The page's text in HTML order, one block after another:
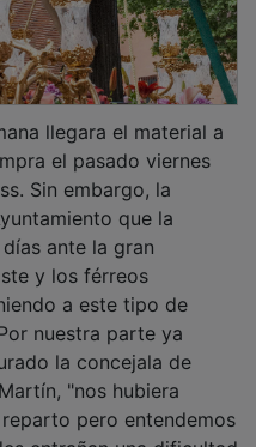
el pasado viernes
Sin embargo, la
que la
ante la gran
y los férreos
a este tipo de
nuestra parte ya
la concejala de
"nos hubiera
pero entendemos
entrañan una dificultad